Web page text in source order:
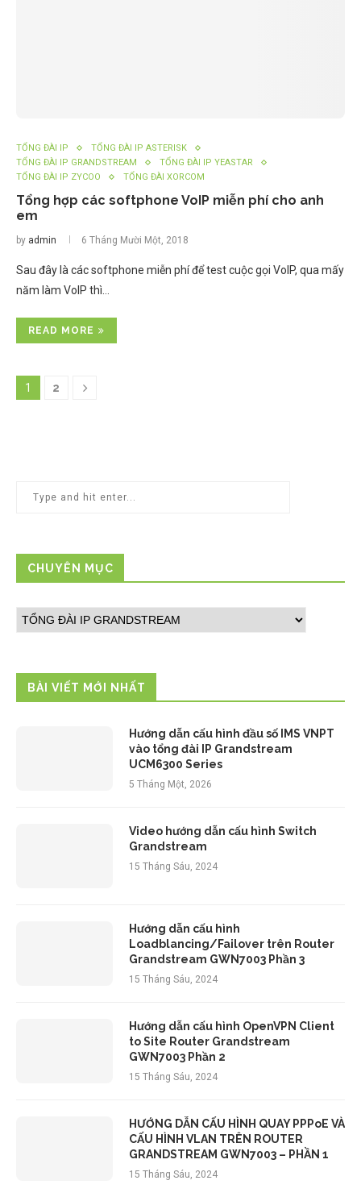
TỔNG ĐÀI IP
TỔNG ĐÀI IP ASTERISK
TỔNG ĐÀI IP GRANDSTREAM
TỔNG ĐÀI IP YEASTAR
TỔNG ĐÀI IP ZYCOO
TỔNG ĐÀI XORCOM
Tổng hợp các softphone VoIP miễn phí cho anh
em
by admin 6 Tháng Mười Một, 2018
Sau đây là các softphone miễn phí để test cuộc gọi VoIP, qua mấy
năm làm VoIP thì…
READ MORE
1 2
CHUYÊN MỤC
BÀI VIẾT MỚI NHẤT
Hướng dẫn cấu hình đầu số IMS VNPT
vào tổng đài IP Grandstream
UCM6300 Series
5 Tháng Một, 2026
Video hướng dẫn cấu hình Switch
Grandstream
15 Tháng Sáu, 2024
Hướng dẫn cấu hình
Loadblancing/Failover trên Router
Grandstream GWN7003 Phần 3
15 Tháng Sáu, 2024
Hướng dẫn cấu hình OpenVPN Client
to Site Router Grandstream
GWN7003 Phần 2
15 Tháng Sáu, 2024
HƯỚNG DẪN CẤU HÌNH QUAY PPPoE VÀ
CẤU HÌNH VLAN TRÊN ROUTER
GRANDSTREAM GWN7003 – PHẦN 1
15 Tháng Sáu, 2024